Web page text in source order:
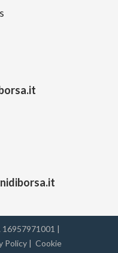
16957971001 |
Policy | Cookie